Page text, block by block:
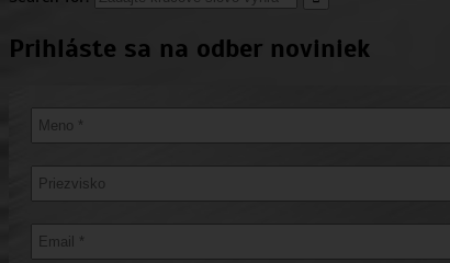
Prihláste sa na odber noviniek